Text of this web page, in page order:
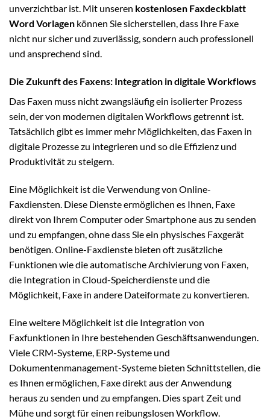
unverzichtbar ist. Mit unseren kostenlosen Faxdeckblatt
Word Vorlagen können Sie sicherstellen, dass Ihre Faxe
nicht nur sicher und zuverlässig, sondern auch professionell
und ansprechend sind.
Die Zukunft des Faxens: Integration in digitale Workflows
Das Faxen muss nicht zwangsläufig ein isolierter Prozess
sein, der von modernen digitalen Workflows getrennt ist.
Tatsächlich gibt es immer mehr Möglichkeiten, das Faxen in
digitale Prozesse zu integrieren und so die Effizienz und
Produktivität zu steigern.
Eine Möglichkeit ist die Verwendung von Online-
Faxdiensten. Diese Dienste ermöglichen es Ihnen, Faxe
direkt von Ihrem Computer oder Smartphone aus zu senden
und zu empfangen, ohne dass Sie ein physisches Faxgerät
benötigen. Online-Faxdienste bieten oft zusätzliche
Funktionen wie die automatische Archivierung von Faxen,
die Integration in Cloud-Speicherdienste und die
Möglichkeit, Faxe in andere Dateiformate zu konvertieren.
Eine weitere Möglichkeit ist die Integration von
Faxfunktionen in Ihre bestehenden Geschäftsanwendungen.
Viele CRM-Systeme, ERP-Systeme und
Dokumentenmanagement-Systeme bieten Schnittstellen, die
es Ihnen ermöglichen, Faxe direkt aus der Anwendung
heraus zu senden und zu empfangen. Dies spart Zeit und
Mühe und sorgt für einen reibungslosen Workflow.